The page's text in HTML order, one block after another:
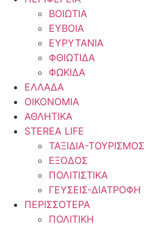
ΒΟΙΩΤΙΑ
ΕΥΒΟΙΑ
ΕΥΡΥΤΑΝΙΑ
ΦΘΙΩΤΙΔΑ
ΦΩΚΙΔΑ
ΕΛΛΑΔΑ
ΟΙΚΟΝΟΜΙΑ
ΑΘΛΗΤΙΚΑ
STEREA LIFE
ΤΑΞΙΔΙΑ-ΤΟΥΡΙΣΜΟΣ
ΕΞΟΔΟΣ
ΠΟΛΙΤΙΣΤΙΚΑ
ΓΕΥΣΕΙΣ-ΔΙΑΤΡΟΦΗ
ΠΕΡΙΣΣΟΤΕΡΑ
ΠΟΛΙΤΙΚΗ